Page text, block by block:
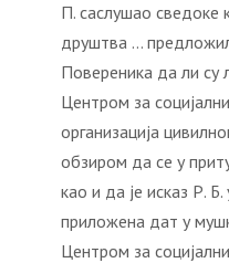
П. саслушао сведоке
друштва …
Повереника да ли су
Центром за
организација
обзиром да се у
као и да је исказ Р. Б.
приложена дат у
Центром за